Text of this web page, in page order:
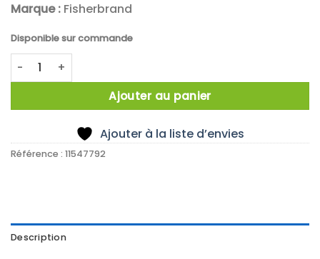
Marque : Fisherbrand
Disponible sur commande
quantité de Magnetic stir bar glass encased 13mm length
Ajouter au panier
Ajouter à la liste d’envies
Référence : 11547792
Description